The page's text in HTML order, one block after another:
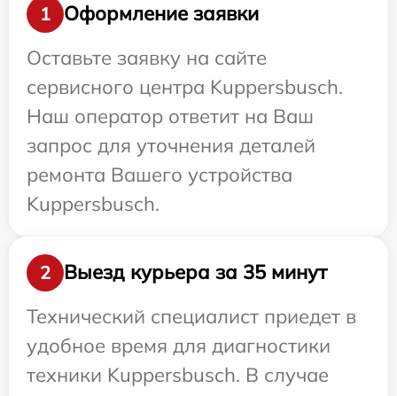
1
Оформление заявки
Оставьте заявку на сайте
сервисного центра Kuppersbusch.
Наш оператор ответит на Ваш
запрос для уточнения деталей
ремонта Вашего устройства
Kuppersbusch.
2
Выезд курьера за 35 минут
Технический специалист приедет в
удобное время для диагностики
техники Kuppersbusch. В случае